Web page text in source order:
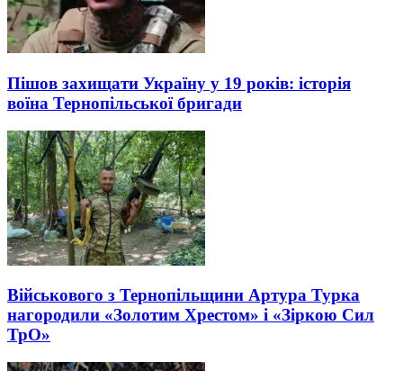
Пішов захищати Україну у 19 років: історія
воїна Тернопільської бригади
Військового з Тернопільщини Артура Турка
нагородили «Золотим Хрестом» і «Зіркою Сил
ТрО»